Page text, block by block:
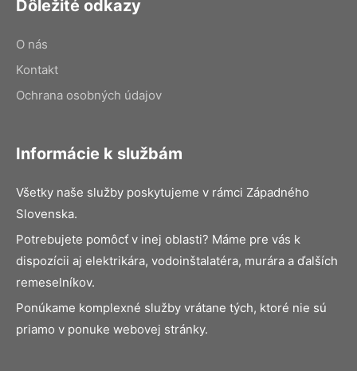
Dôležité odkazy
O nás
Kontakt
Ochrana osobných údajov
Informácie k službám
Všetky naše služby poskytujeme v rámci Západného
Slovenska.
Potrebujete pomôcť v inej oblasti? Máme pre vás k
dispozícii aj elektrikára, vodoinštalatéra, murára a ďalších
remeselníkov.
Ponúkame komplexné služby vrátane tých, ktoré nie sú
priamo v ponuke webovej stránky.